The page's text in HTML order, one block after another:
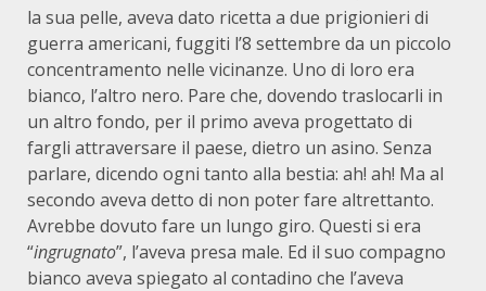
la sua pelle, aveva dato ricetta a due prigionieri di
guerra americani, fuggiti l’8 settembre da un piccolo
concentramento nelle vicinanze. Uno di loro era
bianco, l’altro nero. Pare che, dovendo traslocarli in
un altro fondo, per il primo aveva progettato di
fargli attraversare il paese, dietro un asino. Senza
parlare, dicendo ogni tanto alla bestia: ah! ah! Ma al
secondo aveva detto di non poter fare altrettanto.
Avrebbe dovuto fare un lungo giro. Questi si era
“ingrugnato”, l’aveva presa male. Ed il suo compagno
bianco aveva spiegato al contadino che l’aveva